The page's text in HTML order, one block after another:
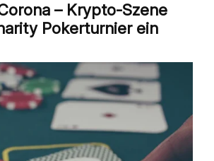
– Krypto-Szene
Pokerturnier ein